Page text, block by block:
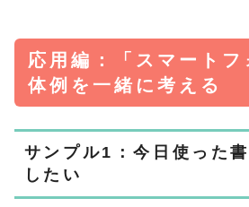
応用編：「スマートフ
体例を一緒に考える
サンプル1：今日使った
したい